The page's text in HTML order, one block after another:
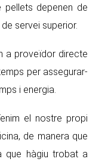
depenen de
servei superior.
a proveïdor directe
per assegurar-
i energia.
el nostre propi
de manera que
que hàgiu trobat a